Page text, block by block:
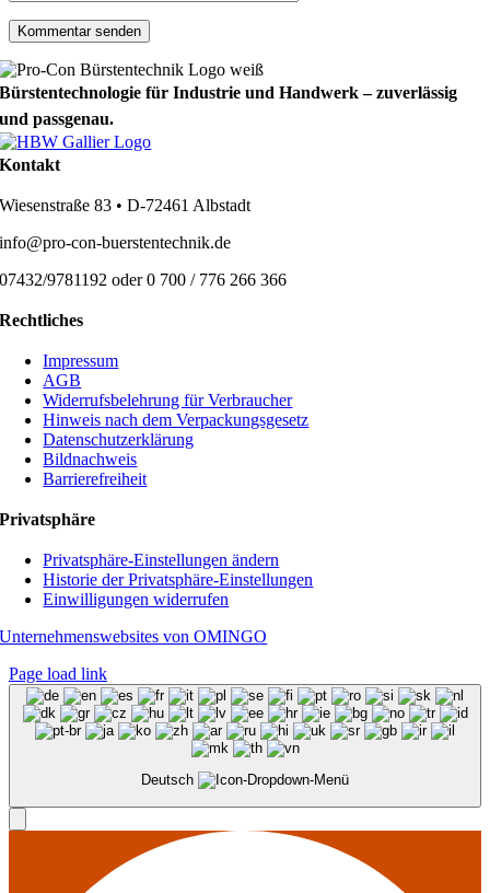
Bürstentechnologie für Industrie und Handwerk – zuverlässig
und passgenau.
Kontakt
Wiesenstraße 83 • D-72461 Albstadt
info@pro-con-buerstentechnik.de
07432/9781192 oder 0 700 / 776 266 366
Rechtliches
Impressum
AGB
Widerrufsbelehrung für Verbraucher
Hinweis nach dem Verpackungsgesetz
Datenschutzerklärung
Bildnachweis
Barrierefreiheit
Privatsphäre
Privatsphäre-Einstellungen ändern
Historie der Privatsphäre-Einstellungen
Einwilligungen widerrufen
Unternehmenswebsites von OMINGO
Page load link
Deutsch